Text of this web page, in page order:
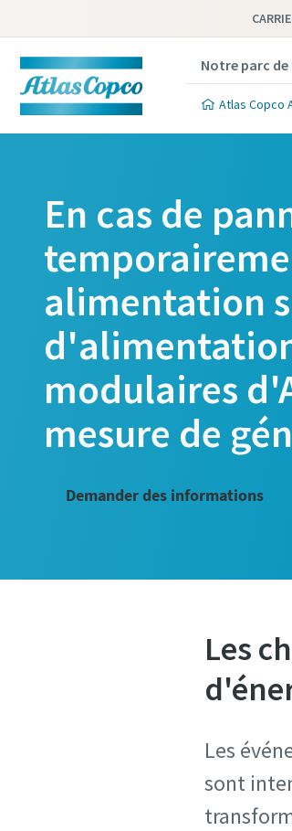
Notre parc
Atlas Copco
En cas de
alimentation
modulaires
mesure de
Demander des informations
Les
Les
sont